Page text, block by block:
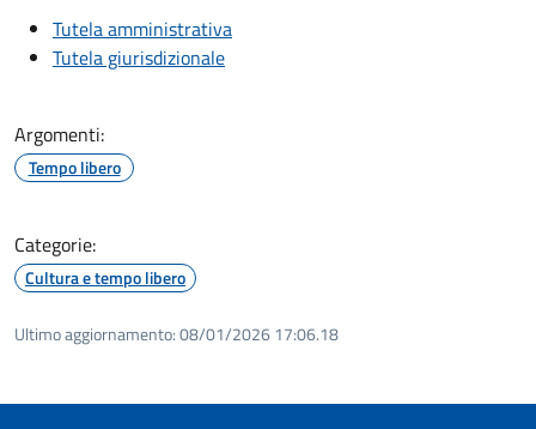
Tutela amministrativa
Tutela giurisdizionale
Argomenti:
Tempo libero
Categorie:
Cultura e tempo libero
Ultimo aggiornamento:08/01/2026 17:06.18